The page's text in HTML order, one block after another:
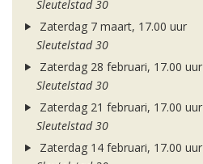
Sleutelstad 30
Zaterdag 7 maart, 17.00 uur
Sleutelstad 30
Zaterdag 28 februari, 17.00 uur
Sleutelstad 30
Zaterdag 21 februari, 17.00 uur
Sleutelstad 30
Zaterdag 14 februari, 17.00 uur